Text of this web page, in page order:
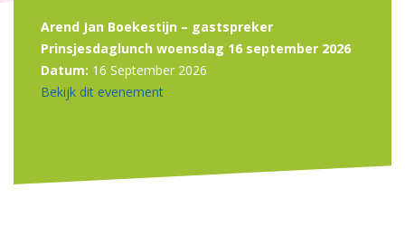
Arend Jan Boekestijn – gastspreker
Prinsjesdaglunch woensdag 16 september 2026
Datum: 16 September 2026
Bekijk dit evenement